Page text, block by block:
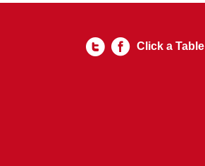
Click a Table